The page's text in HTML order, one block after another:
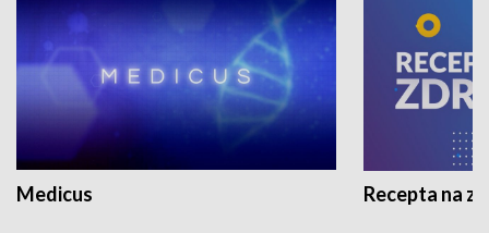
Medicus Recepta na